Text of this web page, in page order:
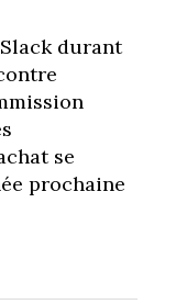
durant
se
prochaine